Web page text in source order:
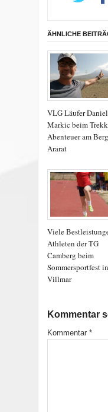
ÄHNLICHE
VLG Läufer Daniel
Markic beim
Abenteuer am Berg
Ararat
Viele
Athleten der TG
Camberg beim
Sommersportfest in
Villmar
Kommentar
Kommentar *